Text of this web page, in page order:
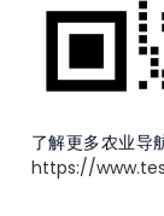
了解更多农业导
https://